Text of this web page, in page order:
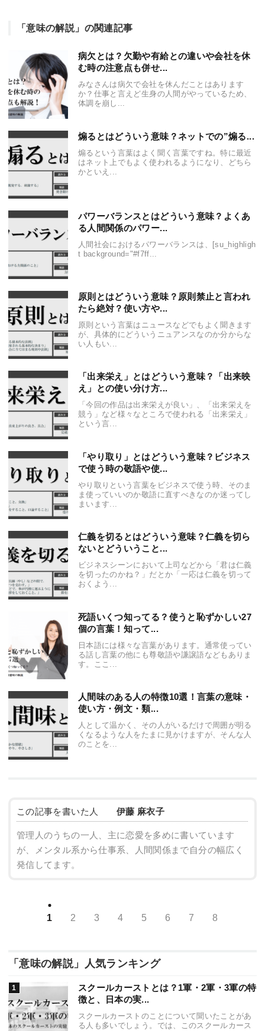
「意味の解説」の関連記事
病欠とは？欠勤や有給との違いや会社を休
む時の注意点も併せ...
みなさんは病欠で会社を休んだことはあります
か？仕事と言えど生身の人間がやっているため、
体調を崩し...
煽るとはどういう意味？ネットでの”煽る...
煽るという言葉はよく聞く言葉ですね。特に最近
はネット上でもよく使われるようになり、どちら
かといえ...
パワーバランスとはどういう意味？よくあ
る人間関係のパワー...
人間社会におけるパワーバランスは、[su_highligh
t background="#f7ff...
原則とはどういう意味？原則禁止と言われ
たら絶対？使い方や...
原則という言葉はニュースなどでもよく聞きます
が、具体的にどういうニュアンスなのか分からな
い人もい...
「出来栄え」とはどういう意味？「出来映
え」との使い分け方...
「今回の作品は出来栄えが良い」、「出来栄えを
競う」など様々なところで使われる「出来栄え」
という言...
「やり取り」とはどういう意味？ビジネス
で使う時の敬語や使...
やり取りという言葉をビジネスで使う時、そのま
ま使っていいのか敬語に直すべきなのか迷ってし
まいます...
仁義を切るとはどういう意味？仁義を切ら
ないとどういうこと...
ビジネスシーンにおいて上司などから「君は仁義
を切ったのかね？」だとか「一応は仁義を切って
おくよう...
死語いくつ知ってる？使うと恥ずかしい27
個の言葉！知って...
日本語には様々な言葉があります。通常使ってい
る話し言葉の他にも尊敬語や謙譲語などもありま
す。ここ...
人間味のある人の特徴10選！言葉の意味・
使い方・例文・類...
人として温かく、その人がいるだけで周囲が明る
くなるような人をたまに見かけますが、そんな人
のことを...
この記事を書いた人 伊藤 麻衣子
管理人のうちの一人、主に恋愛を多めに書いています
が、メンタル系から仕事系、人間関係まで自分の幅広く
発信してます。
1 2 3 4 5 6 7 8
「意味の解説」人気ランキング
スクールカーストとは？1軍・2軍・3軍の特
徴と、日本の実...
スクールカーストのことについて聞いたことがあ
る人も多いでしょう。では、このスクールカース